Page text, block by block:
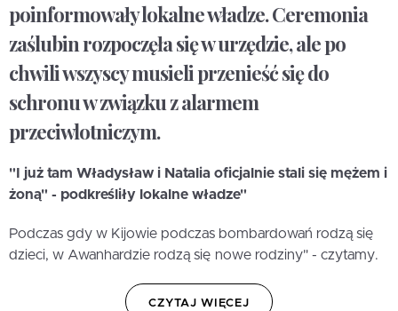
poinformowały lokalne władze. Ceremonia
zaślubin rozpoczęła się w urzędzie, ale po
chwili wszyscy musieli przenieść się do
schronu w związku z alarmem
przeciwlotniczym.
"I już tam Władysław i Natalia oficjalnie stali się mężem i
żoną" - podkreśliły lokalne władze"
Podczas gdy w Kijowie podczas bombardowań rodzą się
dzieci, w Awanhardzie rodzą się nowe rodziny" - czytamy.
CZYTAJ WIĘCEJ